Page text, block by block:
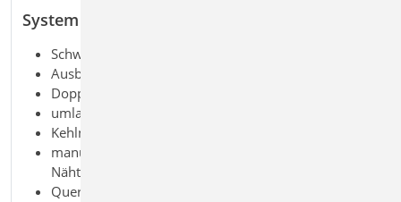
System
Schweißnahtverbindung zwischen zwei Bauteilen
Ausbildung durch Auswahl von Nahtbildern
Doppelkehlnähte für Steg und Flansch
umlaufende Naht
Kehlnähte für Flansche und Steg
manuelle Schweißnahtdefinition durch mehrere
Nähte unterschiedlicher Länge und Dicke
Querschnitte